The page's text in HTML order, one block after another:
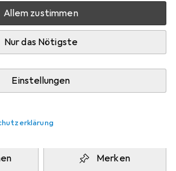
Allem zustimmen
Nur das Nötigste
Einstellungen
an Lager beim Drittanbieter
für genaue Lieferzeit
In den Warenkorb
Merken